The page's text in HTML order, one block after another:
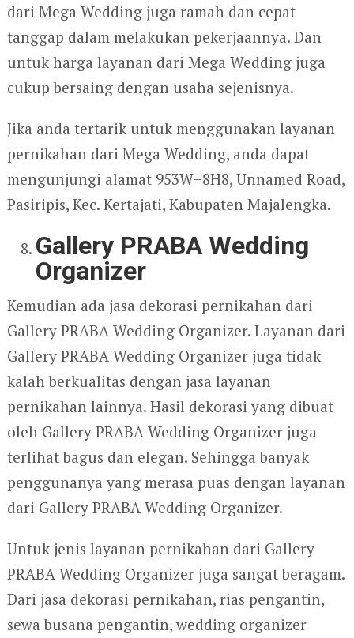
dari Mega Wedding juga ramah dan cepat
tanggap dalam melakukan pekerjaannya. Dan
untuk harga layanan dari Mega Wedding juga
cukup bersaing dengan usaha sejenisnya.
Jika anda tertarik untuk menggunakan layanan
pernikahan dari Mega Wedding, anda dapat
mengunjungi alamat 953W+8H8, Unnamed Road,
Pasiripis, Kec. Kertajati, Kabupaten Majalengka.
Gallery PRABA Wedding
Organizer
Kemudian ada jasa dekorasi pernikahan dari
Gallery PRABA Wedding Organizer. Layanan dari
Gallery PRABA Wedding Organizer juga tidak
kalah berkualitas dengan jasa layanan
pernikahan lainnya. Hasil dekorasi yang dibuat
oleh Gallery PRABA Wedding Organizer juga
terlihat bagus dan elegan. Sehingga banyak
penggunanya yang merasa puas dengan layanan
dari Gallery PRABA Wedding Organizer.
Untuk jenis layanan pernikahan dari Gallery
PRABA Wedding Organizer juga sangat beragam.
Dari jasa dekorasi pernikahan, rias pengantin,
sewa busana pengantin, wedding organizer